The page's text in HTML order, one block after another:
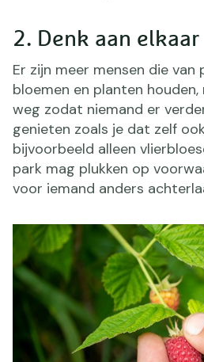
2. Denk aan elkaar
Er zijn meer mensen die van
bloemen en planten
weg zodat niemand er
genieten zoals je dat zelf
bijvoorbeeld alleen
park mag plukken op
voor iemand anders